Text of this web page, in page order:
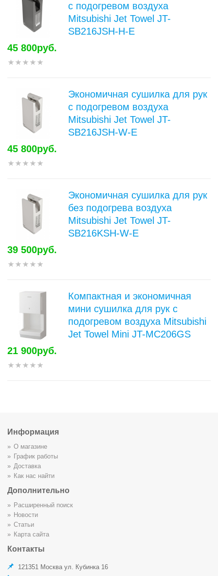
с подогревом воздуха
Mitsubishi Jet Towel JT-
SB216JSH-H-E
45 800руб.
Экономичная сушилка для рук
с подогревом воздуха
Mitsubishi Jet Towel JT-
SB216JSH-W-E
45 800руб.
Экономичная сушилка для рук
без подогрева воздуха
Mitsubishi Jet Towel JT-
SB216KSH-W-E
39 500руб.
Компактная и экономичная
мини сушилка для рук с
подогревом воздуха Mitsubishi
Jet Towel Mini JT-MC206GS
21 900руб.
Информация
О магазине
График работы
Доставка
Как нас найти
Дополнительно
Расширенный поиск
Новости
Статьи
Карта сайта
Контакты
121351 Москва ул. Кубинка 16